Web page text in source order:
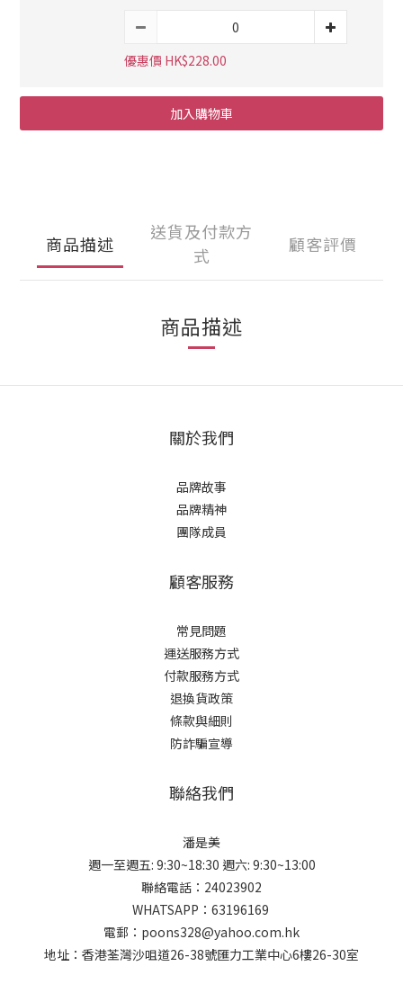
優惠價 HK$228.00
加入購物車
商品描述
送貨及付款方
式
顧客評價
商品描述
關於我們
品牌故事
品牌精神
團隊成員
顧客服務
常見問題
運送服務方式
付款服務方式
退換貨政策
條款與細則
防詐騙宣導
聯絡我們
潘是美
週一至週五: 9:30~18:30 週六: 9:30~13:00
聯絡電話：24023902
WHATSAPP：63196169
電郵：poons328@yahoo.com.hk
地址：香港荃灣沙咀道26-38號匯力工業中心6樓26-30室